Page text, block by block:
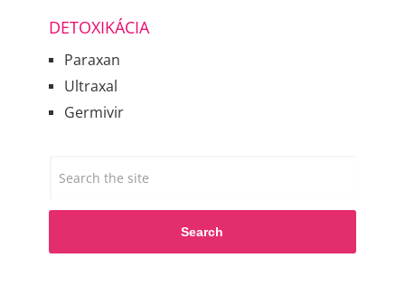
DETOXIKÁCIA
Paraxan
Ultraxal
Germivir
Search